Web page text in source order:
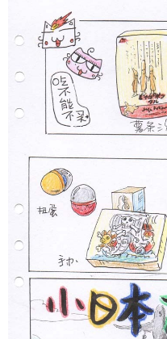
中日対訳